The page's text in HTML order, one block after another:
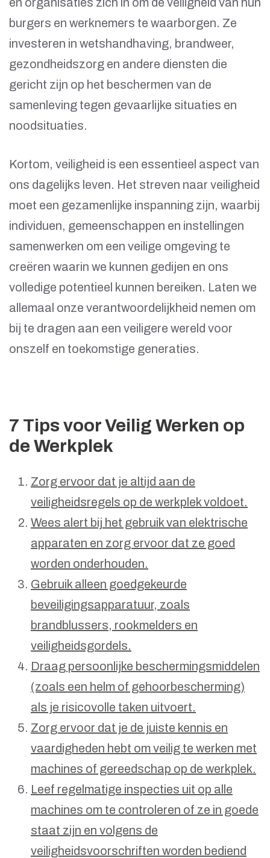
burgers en werknemers te waarborgen. Ze
investeren in wetshandhaving, brandweer,
gezondheidszorg en andere diensten die
gericht zijn op het beschermen van de
samenleving tegen gevaarlijke situaties en
noodsituaties.
Kortom, veiligheid is een essentieel aspect van
ons dagelijks leven. Het streven naar veiligheid
moet een gezamenlijke inspanning zijn, waarbij
individuen, gemeenschappen en instellingen
samenwerken om een veilige omgeving te
creëren waarin we kunnen gedijen en ons
volledige potentieel kunnen bereiken. Laten we
allemaal onze verantwoordelijkheid nemen om
bij te dragen aan een veiligere wereld voor
onszelf en toekomstige generaties.
7 Tips voor Veilig Werken op
de Werkplek
Zorg ervoor dat je altijd aan de
veiligheidsregels op de werkplek voldoet.
Wees alert bij het gebruik van elektrische
apparaten en zorg ervoor dat ze goed
worden onderhouden.
Gebruik alleen goedgekeurde
beveiligingsapparatuur, zoals
brandblussers, rookmelders en
veiligheidsgordels.
Draag persoonlijke beschermingsmiddelen
(zoals een helm of gehoorbescherming)
als je risicovolle taken uitvoert.
Zorg ervoor dat je de juiste kennis en
vaardigheden hebt om veilig te werken met
machines of gereedschap op de werkplek.
Leef regelmatige inspecties uit op alle
machines om te controleren of ze in goede
staat zijn en volgens de
veiligheidsvoorschriften worden bediend